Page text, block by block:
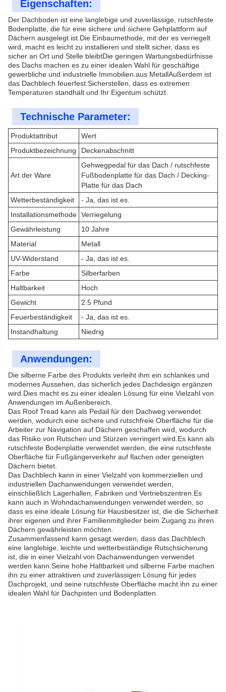
Eigenschaften:
Der Dachboden ist eine langlebige und zuverlässige, rutschfeste
Bodenplatte, die für eine sichere und sichere Gehplattform auf
Dächern ausgelegt ist.Die Einbaumethode, mit der es verriegelt
wird, macht es leicht zu installieren und stellt sicher, dass es
sicher an Ort und Stelle bleibtDie geringen Wartungsbedürfnisse
des Dachs machen es zu einer idealen Wahl für geschäftige
gewerbliche und industrielle Immobilien.aus MetallAußerdem ist
das Dachblech feuerfest.Sicherstellen, dass es extremen
Temperaturen standhält und Ihr Eigentum schützt.
Technische Parameter:
Produktattribut
Wert
Produktbezeichnung
Deckenabschnitt
Art der Ware
Gehwegpedal für das Dach / rutschfeste
Fußbodenplatte für das Dach / Decking-
Platte für das Dach
Wetterbeständigkeit
- Ja, das ist es.
Installationsmethode Verriegelung
Gewährleistung
10 Jahre
Material
Metall
UV-Widerstand
- Ja, das ist es.
Farbe
Silberfarben
Haltbarkeit
Hoch
Gewicht
2.5 Pfund
Feuerbeständigkeit
- Ja, das ist es.
Instandhaltung
Niedrig
Anwendungen:
Die silberne Farbe des Produkts verleiht ihm ein schlankes und
modernes Aussehen, das sicherlich jedes Dachdesign ergänzen
wird.Dies macht es zu einer idealen Lösung für eine Vielzahl von
Anwendungen im Außenbereich.
Das Roof Tread kann als Pedail für den Dachweg verwendet
werden, wodurch eine sichere und rutschfreie Oberfläche für die
Arbeiter zur Navigation auf Dächern geschaffen wird, wodurch
das Risiko von Rutschen und Stürzen verringert wird.Es kann als
rutschfeste Bodenplatte verwendet werden, die eine rutschfeste
Oberfläche für Fußgängerverkehr auf flachen oder geneigten
Dächern bietet.
Das Dachblech kann in einer Vielzahl von kommerziellen und
industriellen Dachanwendungen verwendet werden,
einschließlich Lagerhallen, Fabriken und Vertriebszentren.Es
kann auch in Wohndachanwendungen verwendet werden, so
dass es eine ideale Lösung für Hausbesitzer ist, die die Sicherheit
ihrer eigenen und ihrer Familienmitglieder beim Zugang zu ihren
Dächern gewährleisten möchten.
Zusammenfassend kann gesagt werden, dass das Dachblech
eine langlebige, leichte und wetterbeständige Rutschsicherung
ist, die in einer Vielzahl von Dachanwendungen verwendet
werden kann.Seine hohe Haltbarkeit und silberne Farbe machen
ihn zu einer attraktiven und zuverlässigen Lösung für jedes
Dachprojekt, und seine rutschfeste Oberfläche macht ihn zu einer
idealen Wahl für Dachpisten und Bodenplatten.